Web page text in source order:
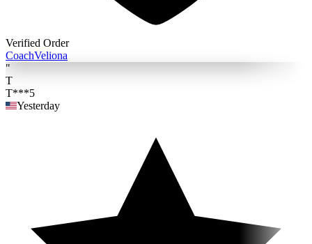
Verified Order
CoachVeliona
"
T
T***5
Yesterday